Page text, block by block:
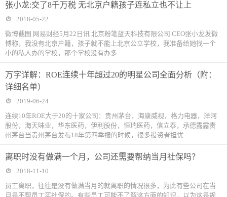
张小龙:交了8千万税 无北京户籍孩子连私立也不让上
2018-05-22
微博截图 网易财经5月22日讯 北京粉笔蓝天科技有限公司 CEO张小龙发微
博称，我没有北京户籍，孩子就不能上北京公立学校，我准备给她找一个
小的私人办的学校，那个学校没有办多
万字详解：ROE连续十年超过20的明星公司全面分析（附：
详细名单）
2019-06-24
连续10年ROE大于20的十家公司：贵州茅台，海康威视，格力电器，洋河
股份，海天味业，华东医药，伊利股份，恒瑞医药，信立泰，承德露露贵
州茅台当贵州茅台发布18年第四季报的时候，很多投资者担忧
离职时没有做满一个月，公司还需要帮纳当月社保吗？
2018-11-10
​员工离职，往往是没有做满当月的就离职的情况很多，为此有些公司在当
月是不帮员工买社保的。有些员工可能不了解这方面的知识，以为这是规